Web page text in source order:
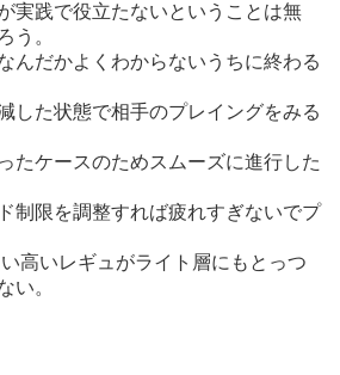
実践で役立たないということは無
う。
んだかよくわからないうちに終わる
した状態で相手のプレイングをみる
たケースのためスムーズに進行した
制限を調整すれば疲れすぎないでプ
高いレギュがライト層にもとっつ
い。